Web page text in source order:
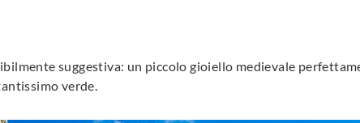
suggestiva: un piccolo gioiello medievale
verde.